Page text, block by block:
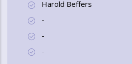
Harold Beffers
-
-
-